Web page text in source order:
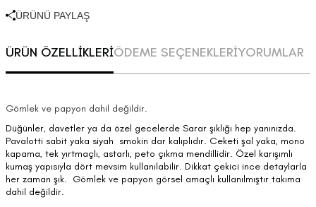
ÜRÜNÜ PAYLAŞ
ÜRÜN ÖZELLİKLERİÖDEME SEÇENEKLERİYORUMLAR
Gömlek ve papyon dahil değildir.
Düğünler, davetler ya da özel gecelerde Sarar şıklığı hep yanınızda.
Pavalotti sabit yaka siyah smokin dar kalıplıdır. Ceketi şal yaka, mono
kapama, tek yırtmaçlı, astarlı, peto çıkma mendillidir. Özel karışımlı
kumaş yapısıyla dört mevsim kullanılabilir. Dikkat çekici ince detaylarla
her zaman şık. Gömlek ve papyon görsel amaçlı kullanılmıştır takıma
dahil değildir.